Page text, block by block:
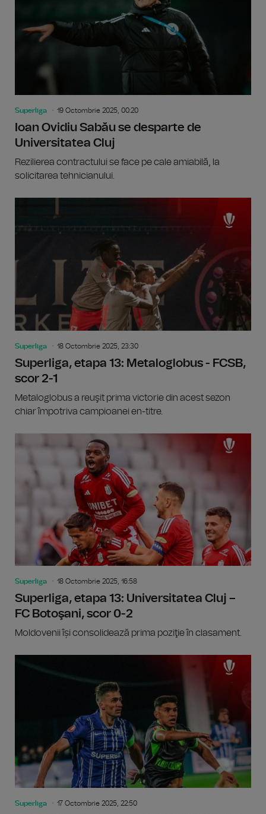
Superliga 19 Octombrie 2025, 00:20
Ioan Ovidiu Sabău se desparte de
Universitatea Cluj
Rezilierea contractului se face pe cale amiabilă, la
solicitarea tehnicianului.
Superliga 18 Octombrie 2025, 23:30
Superliga, etapa 13: Metaloglobus - FCSB,
scor 2-1
Metaloglobus a reuşit prima victorie din acest sezon
chiar împotriva campioanei en-titre.
Superliga 18 Octombrie 2025, 16:58
Superliga, etapa 13: Universitatea Cluj –
FC Botoşani, scor 0-2
Moldovenii își consolidează prima poziţie în clasament.
Superliga 17 Octombrie 2025, 22:50